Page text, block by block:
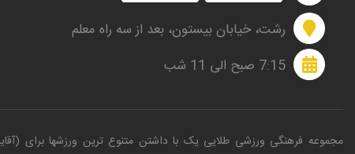
رشت، خیابان بیستون، بعد از سه راه معلم
7:15 صبح الی 11 شب
مجموعه فرهنگی ورزشی طلایی یک با داشتن متنوع ترین ورزشها برای